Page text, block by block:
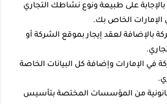
بالإجابة على طبيعة ونوع نشاطك التجاري
الإمارات الخاص بك.
بالإضافة لعقد إيجار بموقع الشركة أو
الإمارات وإضافة كل البيانات الخاصة
من المؤسسات المختصة بتأسيس